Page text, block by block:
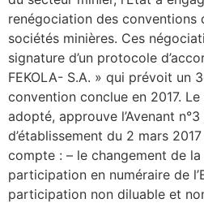
renégociation des conventions
sociétés minières. Ces
signature d’un protocole
FEKOLA- S.A. » qui prévoit un
convention conclue en 2017.
adopté, approuve l’Avenant
d’établissement du 2 mars
compte : – le changement de
participation en numéraire de
participation non diluable et